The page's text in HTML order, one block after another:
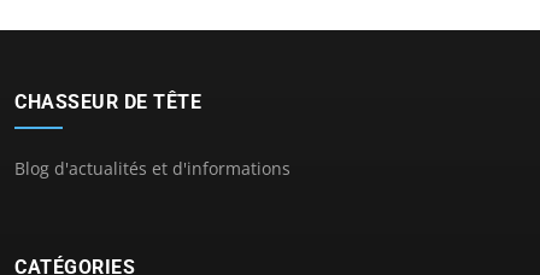
CHASSEUR DE TÊTE
Blog d'actualités et d'informations
CATÉGORIES